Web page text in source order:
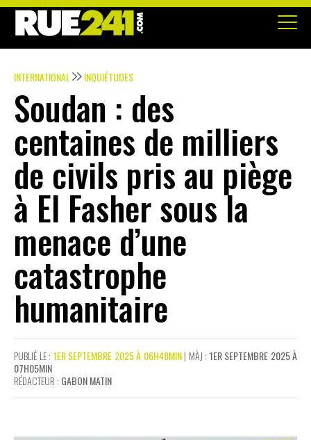
INTERNATIONAL INQUIÉTUDES
Soudan : des
centaines de milliers
de civils pris au piège
à El Fasher sous la
menace d’une
catastrophe
humanitaire
PUBLIÉ LE : 1ER SEPTEMBRE 2025 À 06H48MIN| MÀJ : 1ER SEPTEMBRE 2025 À
07H05MIN
RÉDACTEUR : GABON MATIN